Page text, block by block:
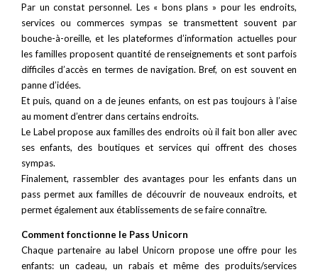
Par un constat personnel. Les « bons plans » pour les endroits,
services ou commerces sympas se transmettent souvent par
bouche-à-oreille, et les plateformes d’information actuelles pour
les familles proposent quantité de renseignements et sont parfois
difficiles d’accès en termes de navigation. Bref, on est souvent en
panne d’idées.
Et puis, quand on a de jeunes enfants, on est pas toujours à l’aise
au moment d’entrer dans certains endroits.
Le Label propose aux familles des endroits où il fait bon aller avec
ses enfants, des boutiques et services qui offrent des choses
sympas.
Finalement, rassembler des avantages pour les enfants dans un
pass permet aux familles de découvrir de nouveaux endroits, et
permet également aux établissements de se faire connaître.
Comment fonctionne le Pass Unicorn
Chaque partenaire au label Unicorn propose une offre pour les
enfants: un cadeau, un rabais et même des produits/services